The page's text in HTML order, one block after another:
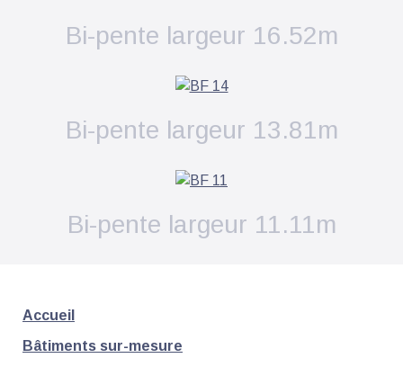
Bi-pente largeur 16.52m
Bi-pente largeur 13.81m
Bi-pente largeur 11.11m
Accueil
Bâtiments sur-mesure